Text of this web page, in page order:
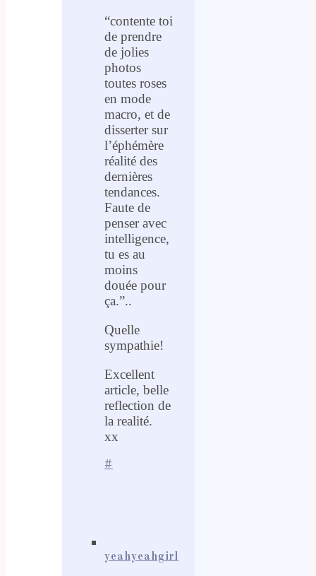
“contente toi
de prendre
de jolies
photos
toutes roses
en mode
macro, et de
disserter sur
l’éphémère
réalité des
dernières
tendances.
Faute de
penser avec
intelligence,
tu es au
moins
douée pour
ça.”..
Quelle
sympathie!
Excellent
article, belle
reflection de
la realité.
xx
#
yeahyeahgirl